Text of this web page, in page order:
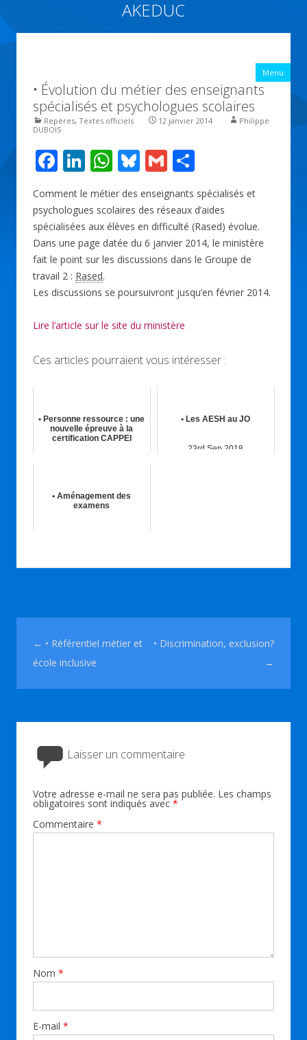
AKEDUC
Menu
• Évolution du métier des enseignants
spécialisés et psychologues scolaires
Repères, Textes officiels 12 janvier 2014
Philippe
DUBOIS
F
ac
e
b
o
o
k
Li
k
e
dI
n
W
h
at
s
A
p
p
Bl
e
sk
y
G
m
ai
l
ar
ta
g
er
Comment le métier des enseignants spécialisés et
psychologues scolaires des réseaux d’aides
spécialisées aux élèves en difficulté (Rased) évolue.
Dans une page datée du 6 janvier 2014, le ministère
fait le point sur les discussions dans le Groupe de
travail 2 : Rased.
Les discussions se poursuivront jusqu’en février 2014.
Lire l’article sur le site du ministère
Ces articles pourraient vous intéresser :
• Personne ressource : une
nouvelle épreuve à la
certification CAPPEI
• Les AESH au JO
23rd Sep 2018
• Aménagement des
examens
Navigation des articles
← • Référentiel métier et
école inclusive
• Discrimination, exclusion?
→
Laisser un commentaire
Votre adresse e-mail ne sera pas publiée. Les champs
obligatoires sont indiqués avec *
Commentaire *
Nom *
E-mail *